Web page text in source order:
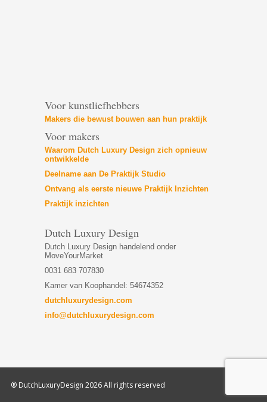
Voor kunstliefhebbers
Makers die bewust bouwen aan hun praktijk
Voor makers
Waarom Dutch Luxury Design zich opnieuw
ontwikkelde
Deelname aan De Praktijk Studio
Ontvang als eerste nieuwe Praktijk Inzichten
Praktijk inzichten
Dutch Luxury Design
Dutch Luxury Design handelend onder
MoveYourMarket
0031 683 707830
Kamer van Koophandel: 54674352
dutchluxurydesign.com
info@dutchluxurydesign.com
® DutchLuxuryDesign 2026 All rights reserved